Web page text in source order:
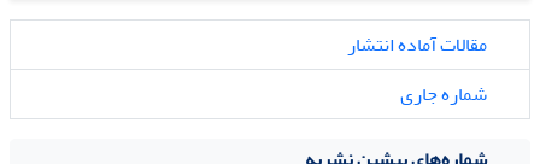
مقالات آماده انتشار
شماره جاری